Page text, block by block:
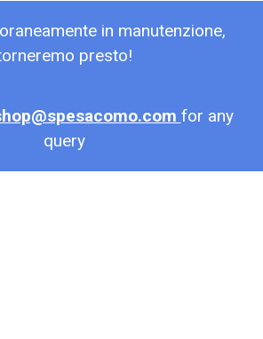
in manutenzione,
presto!
for any
query